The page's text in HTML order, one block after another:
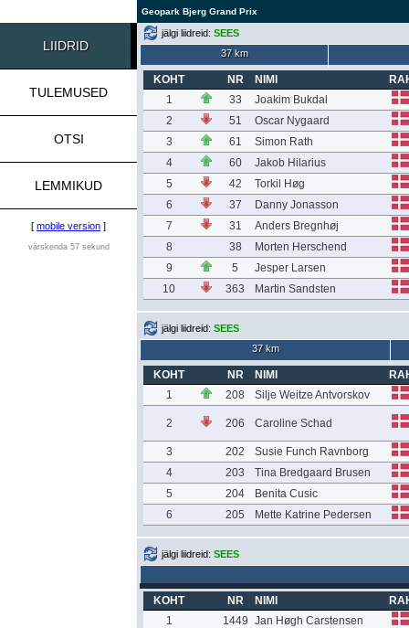
Geopark Bjerg Grand Prix
LIIDRID
TULEMUSED
OTSI
LEMMIKUD
[ mobile version ]
värskenda 57 sekund
jälgi liidreid: SEES
37 km
KOHT NR NIMI
1
33
Joakim Bukdal
2
51
Oscar Nygaard
3
61
Simon Rath
4
60
Jakob Hilarius
5
42
Torkil Høg
6
37
Danny Jonasson
7
31
Anders Bregnhøj
8
38
Morten Herschend
9
5
Jesper Larsen
10
363 Martin Sandsten
jälgi liidreid: SEES
37 km
KOHT NR NIMI
1
208 Silje Weitze Antvorskov
2 206 Caroline Schad
3 202
Susie Funch Ravnborg
4
203
Tina Bredgaard Brusen
5
204
Benita Cusic
6
205 Mette Katrine Pedersen
jälgi liidreid: SEES
KOHT NR NIMI
1
1449 Jan Høgh Carstensen